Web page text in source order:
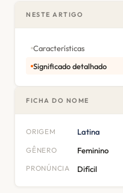
NESTE ARTIGO
Características
Significado detalhado
FICHA DO NOME
ORIGEM Latina
GÊNERO Feminino
PRONÚNCIA Difícil